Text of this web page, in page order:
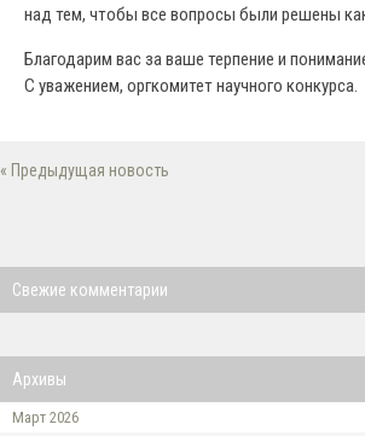
над тем, чтобы все вопросы были решены
Благодарим вас за ваше терпение и
С уважением, оргкомитет научного конкурса.
« Предыдущая новость
Свежие комментарии
Архивы
Март 2026